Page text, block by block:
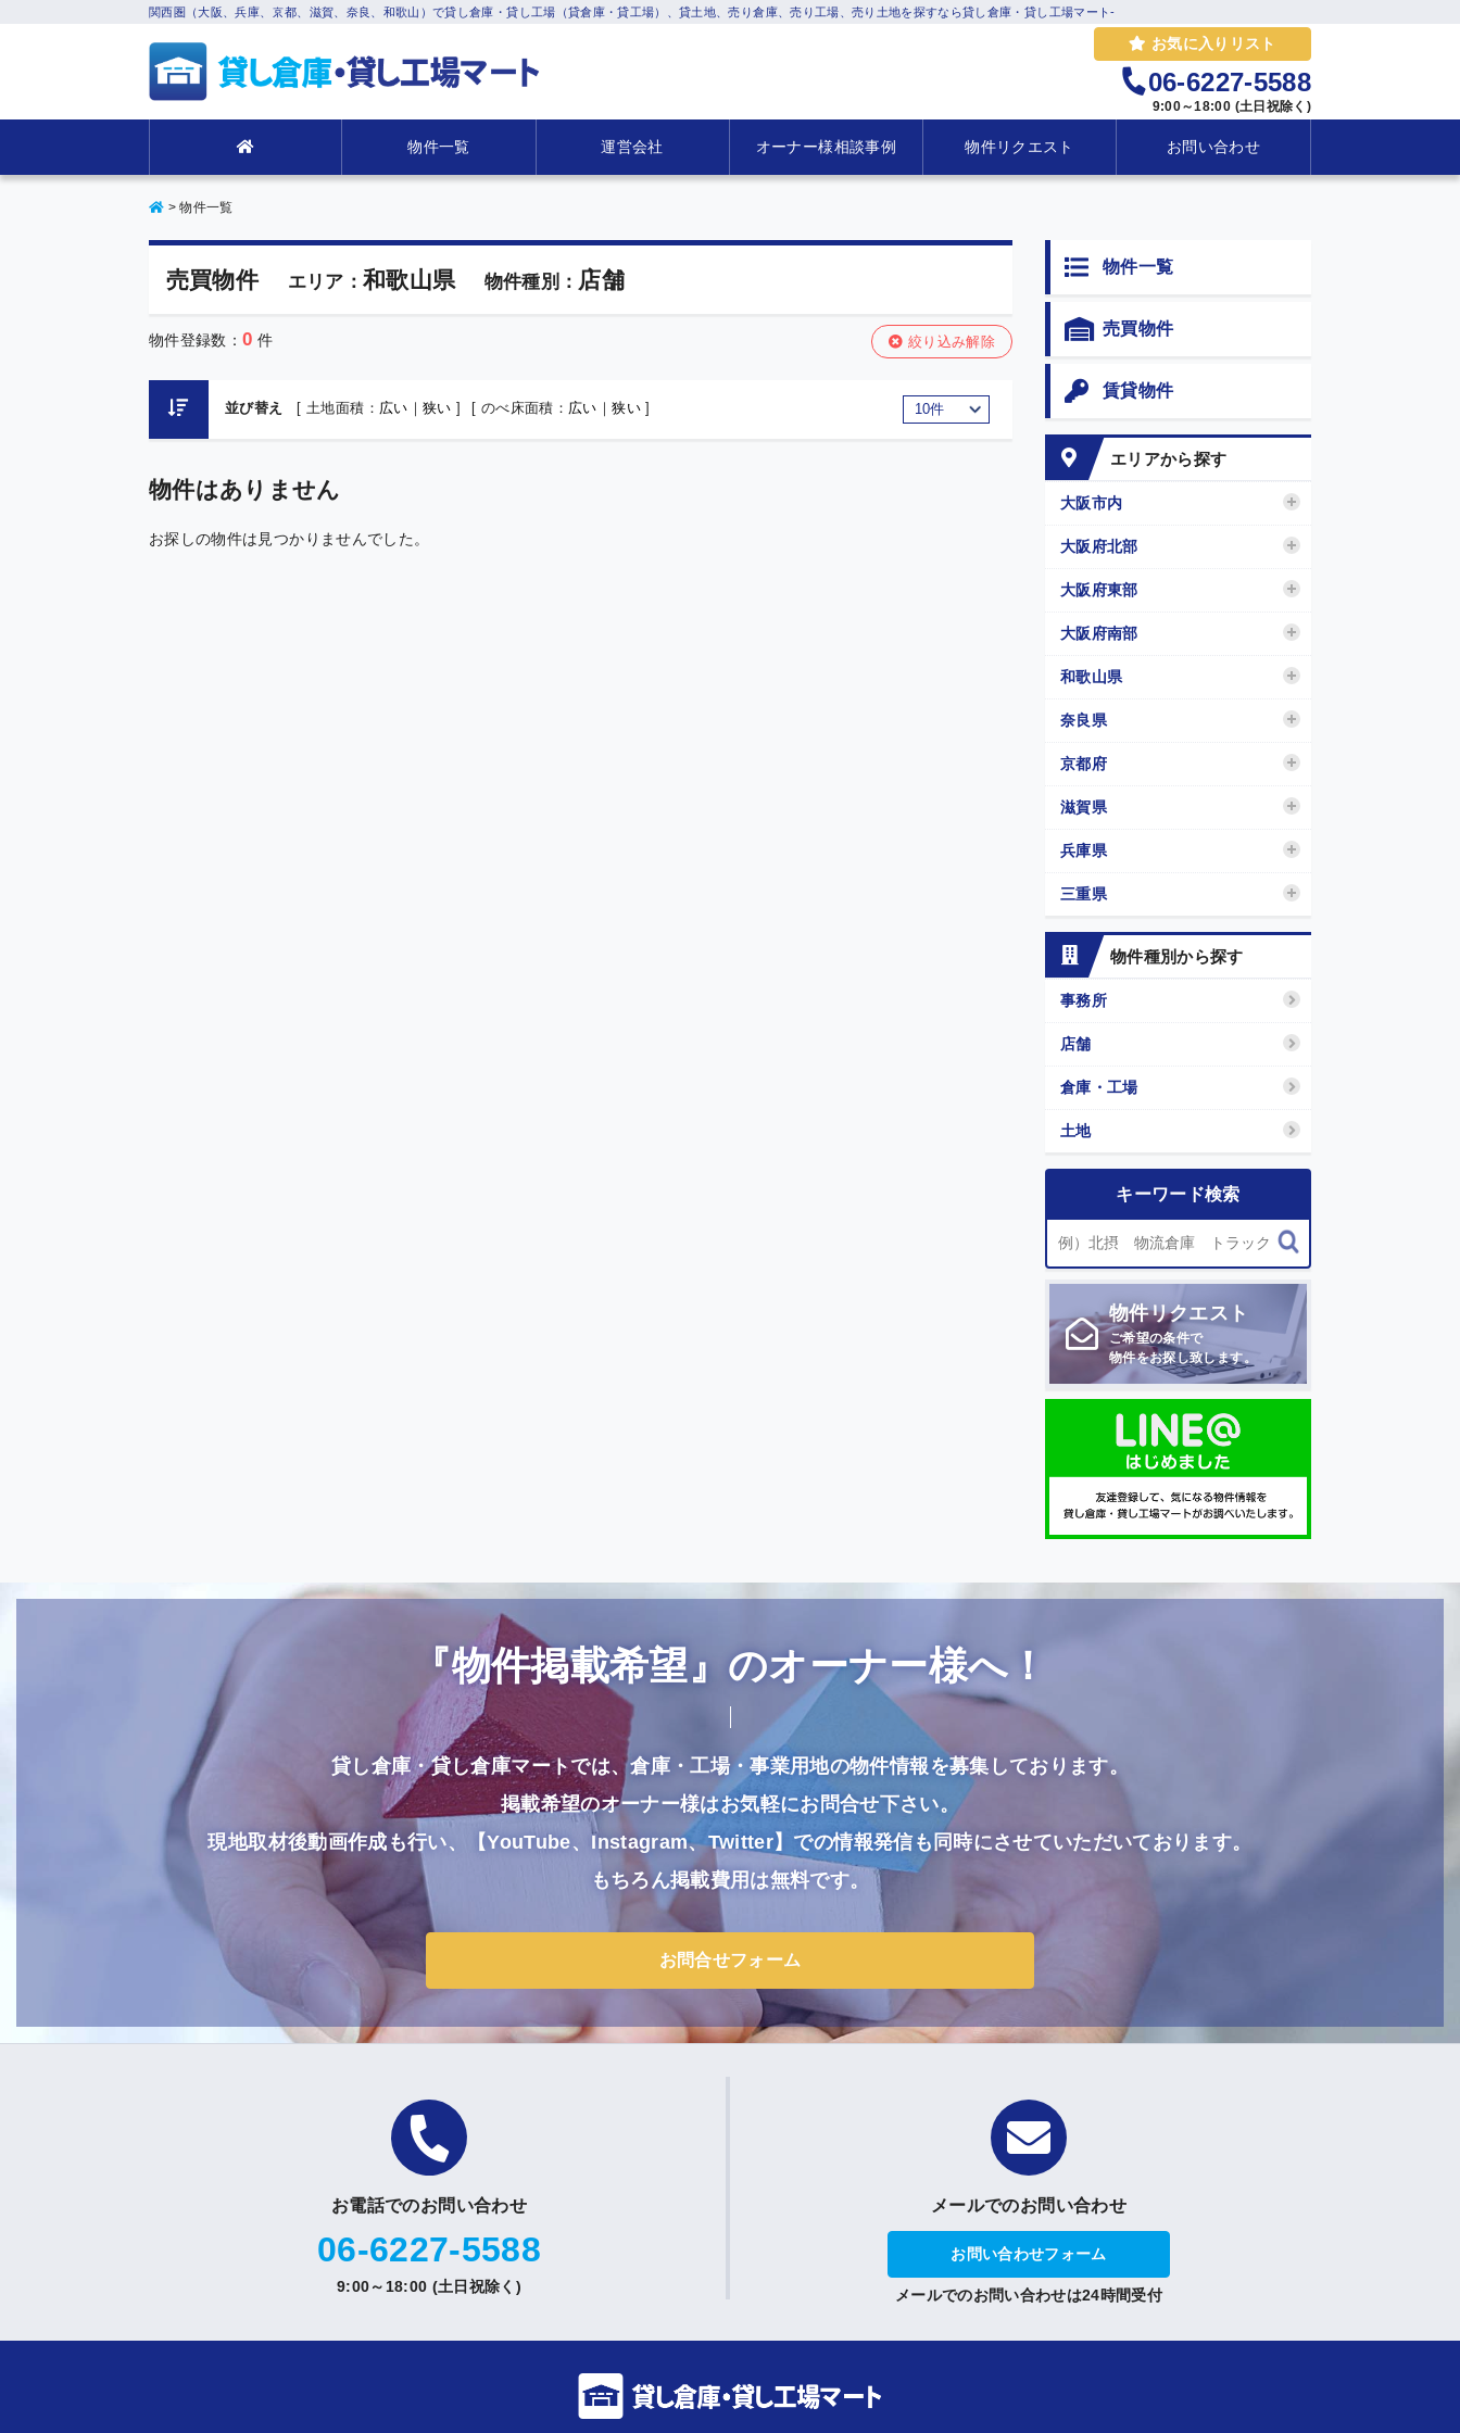
関西圏（大阪、兵庫、京都、滋賀、奈良、和歌山）で貸し倉庫・貸し工場（貸倉庫・貸工場）、貸土地、売り倉庫、売り工場、売り土地を探すなら貸し倉庫・貸し工場マート-
お気に入りリスト
06-6227-5588
9:00～18:00 (土日祝除く)
物件一覧 運営会社 オーナー様相談事例 物件リクエスト お問い合わせ
>物件一覧
売買物件 エリア： 和歌山県 物件種別： 店舗
物件登録数：0 件 絞り込み解除
並び替え [ 土地面積： 広い ｜ 狭い ] [ のべ床面積： 広い ｜狭い]
物件はありません
お探しの物件は見つかりませんでした。
物件一覧
売買物件
賃貸物件
エリアから探す
大阪市内
大阪府北部
大阪府東部
大阪府南部
和歌山県
奈良県
京都府
滋賀県
兵庫県
三重県
物件種別から探す
事務所
店舗
倉庫・工場
土地
キーワード検索
物件リクエスト
ご希望の条件で
物件をお探し致します。
『物件掲載希望』のオーナー様へ！
貸し倉庫・貸し倉庫マートでは、倉庫・工場・事業用地の物件情報を募集しております。
掲載希望のオーナー様はお気軽にお問合せ下さい。
現地取材後動画作成も行い、【YouTube、Instagram、Twitter】での情報発信も同時にさせていただいております。
もちろん掲載費用は無料です。
お問合せフォーム
お電話でのお問い合わせ
06-6227-5588
9:00～18:00 (土日祝除く)
メールでのお問い合わせ
お問い合わせフォーム
メールでのお問い合わせは24時間受付